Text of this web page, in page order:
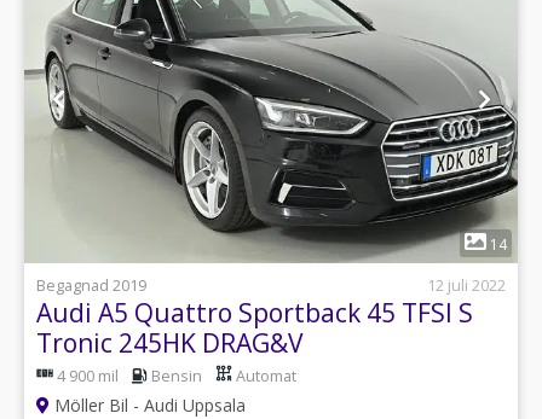
1
14
Begagnad 2019
12 juli 2022
Audi A5 Quattro Sportback 45 TFSI S
Tronic 245HK DRAG&V
4 900 mil Bensin Automat
Möller Bil - Audi Uppsala